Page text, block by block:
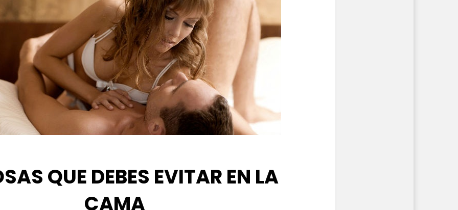
QUE DEBES EVITAR EN LA
CAMA